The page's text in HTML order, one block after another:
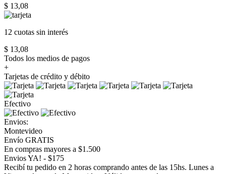
$ 13,08
12 cuotas sin interés
$ 13,08
Todos los medios de pagos
+
Tarjetas de crédito y débito
Efectivo
Envios:
Montevideo
Envío GRATIS
En compras mayores a $1.500
Envios YA! - $175
Recibí tu pedido en 2 horas comprando antes de las 15hs. Lunes a